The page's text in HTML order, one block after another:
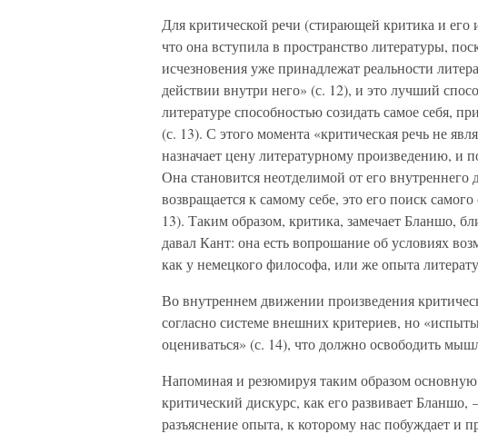
Для критической речи (стирающей критика и его
что она вступила в пространство литературы,
исчезновения уже принадлежат реальности
действии внутри него» (с. 12), и это лучший
литературе способностью созидать самое себя,
(с. 13). С этого момента «критическая речь не
назначает цену литературному произведению, и
Она становится неотделимой от его
возвращается к самому себе, это его поиск
13). Таким образом, критика, замечает Бланшо,
давал Кант: она есть вопрошание об условиях
как у немецкого философа, или же опыта
Во внутреннем движении произведения
согласно системе внешних критериев, но
оцениваться» (с. 14), что должно освободить
Напоминая и резюмируя таким образом
критический дискурс, как его развивает
разъяснение опыта, к которому нас побуждает и